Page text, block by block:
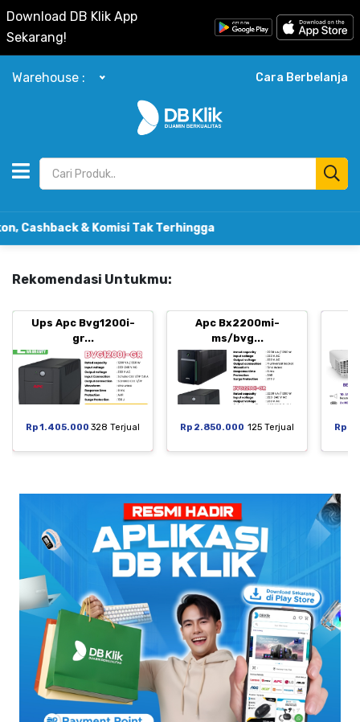
Download DB Klik App
Sekarang!
Warehouse : Cara Berbelanja
& Komisi Tak Terhingga
Rekomendasi Untukmu:
Ups Apc Bvg1200i-
gr...
Rp 1.405.000 328 Terjual
Apc Bx2200mi-
ms/bvg...
Rp 2.850.000 125 Terjual Rp